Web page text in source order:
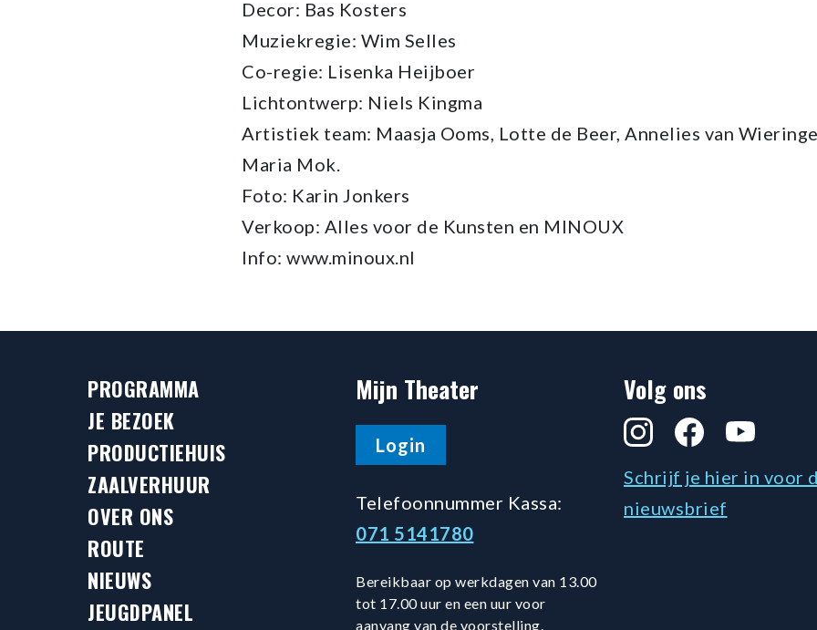
Decor: Bas Kosters
Muziekregie: Wim Selles
Co-regie: Lisenka Heijboer
Lichtontwerp: Niels Kingma
Artistiek team: Maasja Ooms, Lotte de Beer, Annelies van
Maria Mok.
Foto: Karin Jonkers
Verkoop: Alles voor de Kunsten en MINOUX
Info: www.minoux.nl
PROGRAMMA
JE BEZOEK
PRODUCTIEHUIS
ZAALVERHUUR
OVER ONS
ROUTE
NIEUWS
JEUGDPANEL
Mijn Theater
Login
Telefoonnummer Kassa:
071 5141780
Bereikbaar op werkdagen van 13.00
tot 17.00 uur en een uur voor
aanvang van de voorstelling.
Volg ons
InstagramFacebookYouTube
Schrijf je hier in voor
nieuwsbrief